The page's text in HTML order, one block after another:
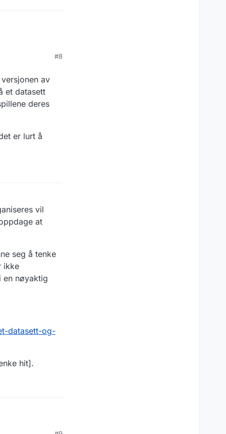
#8
av
et datasett
deres
er lurt å
vil
at
seg å tenke
ikke
en nøyaktig
datasett-og-
hit].